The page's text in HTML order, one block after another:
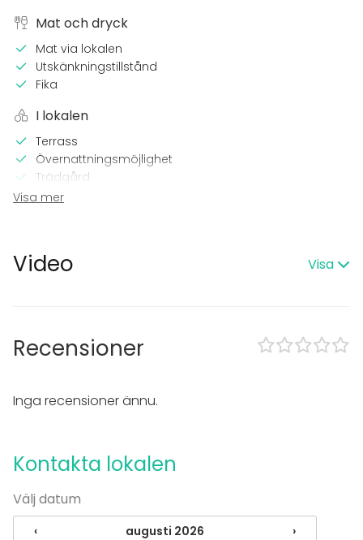
Mat och dryck
Mat via lokalen
Utskänkningstillstånd
Fika
I lokalen
Terrass
Övernattningsmöjlighet
Trädgård
Evenemang
Bröllop
Spa / relax / bastu
Mässa / Utställning
Föreställning / show
Stuga / boende
Lokal
Aktiviteter
Visa mer
Video Visa
Recensioner
Inga recensioner ännu.
Kontakta lokalen
Välj datum
‹ augusti 2026 ›